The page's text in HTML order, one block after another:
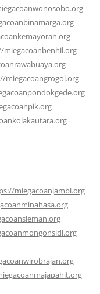
miegacoanbenhil.org
miegacoangrogol.org
miegacoanjambi.org